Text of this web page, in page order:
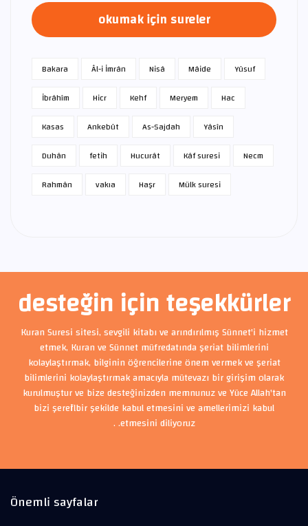
okumak için sureler
Bakara Âl-i İmrân Nisâ Mâide
Yûsuf
İbrâhîm
Hicr Kehf Meryem
Hac
Kasas
Ankebût As-Sajdah
Yâsîn
Duhân
fetih Hucurât Kâf suresi
Necm
Rahmân
vakıa Haşr Mülk suresi
desteğin için teşekkürler
Kuran Suresi sitesi, sevgili kitabı ve arındırılmış Sünnet'i hizmet
etmek, Kuran ve Sünnet müfredatında şeriat bilimlerini
kolaylaştırmak, bilginin öğrencilerine önem vermek ve şeriat
bilimlerini kolaylaştırmak amacıyla mütevazı bir girişim olarak
kurulmuştur ve bize desteğinizden memnunuz ve Yüce Allah'tan
bizi şerefli bir şekilde kabul etmesini ve amellerimizi kabul
etmesini diliyoruz. .
Önemli sayfalar